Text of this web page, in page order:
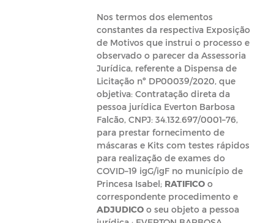
Nos termos dos elementos
constantes da respectiva Exposição
de Motivos que instrui o processo e
observado o parecer da Assessoria
Jurídica, referente a Dispensa de
Licitação nº DP00039/2020, que
objetiva: Contratação direta da
pessoa jurídica Everton Barbosa
Falcão, CNPJ: 34.132.697/0001–76,
para prestar fornecimento de
máscaras e Kits com testes rápidos
para realização de exames do
COVID–19 igG/igF no município de
Princesa Isabel; RATIFICOo
correspondente procedimento e
ADJUDICOo seu objeto a pessoa